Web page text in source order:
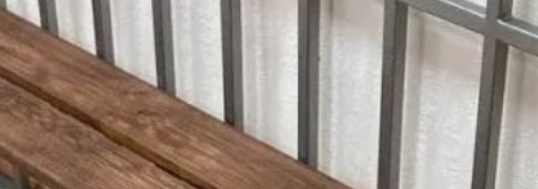
характера
1‑й Восточный окружной военный суд
признал женщину виновной в участии
в деятельности экстремистских
и террористических организаций
Фото:
Борис Кокурин
Официальный канал «Прокуратура
Валерия
Железная